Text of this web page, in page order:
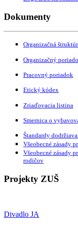
Dokumenty
Organizačná
Organizačný
Pracovný poriadok
Etický kódex
Zriaďovacia listina
Smernica o
Štandardy
Všeobecné zásady
Všeobecné zásady
rodičov
Projekty ZUŠ
Divadlo JA